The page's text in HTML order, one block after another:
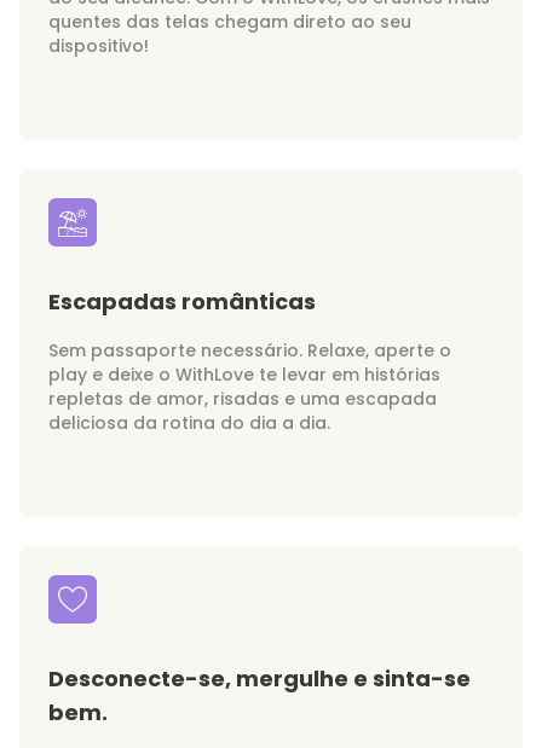
quentes das telas chegam direto ao seu
dispositivo!
Escapadas românticas
Sem passaporte necessário. Relaxe, aperte o
play e deixe o WithLove te levar em histórias
repletas de amor, risadas e uma escapada
deliciosa da rotina do dia a dia.
Desconecte-se, mergulhe e sinta-se
bem.